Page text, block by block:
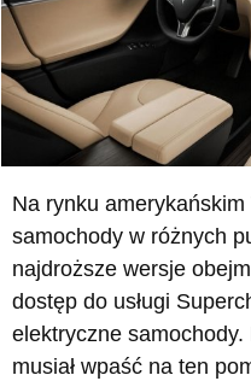
Na rynku
samochody w różnych
najdroższe wersje
dostęp do usługi
elektryczne
musiał wpaść na ten